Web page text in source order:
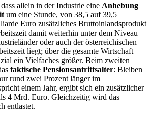
allein in der Industrie eine Anhebung
um eine Stunde, von 38,5 auf 39,5
Euro zusätzliches Bruttoinlandsprodukt
damit weiterhin unter dem Niveau
oder auch der österreichischen
liegt; über die gesamte Wirtschaft
ein Vielfaches größer. Beim zweiten
faktische Pensionsantrittsalter: Bleiben
rund zwei Prozent länger im
einem Jahr, ergibt sich ein zusätzlicher
4 Mrd. Euro. Gleichzeitig wird das
entlastet.